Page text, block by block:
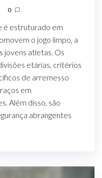
0
é estruturado em
o jogo limpo, a
jovens atletas. Os
etárias, critérios
de arremesso
em
Além disso, são
abrangentes